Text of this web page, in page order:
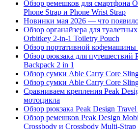
Обзор ремешков для смартфона
Phone Strap и Phone Wrist Strap
Новинки мая 2026 — что
Обзор органайзера для
Orbitkey 2-in-1 Toiletry Pouch
Обзор портативной кофемашины
Обзор рюкзака для путешествий
Backpack 2 in 1
Обзор сумки Able Carry Core
Обзор сумки Able Carry Core
Сравниваем крепления Peak
мотоцикла
Обзор рюкзака Peak Design
Обзор ремешков Peak Design
Crossbody и Crossbody Multi-Strap